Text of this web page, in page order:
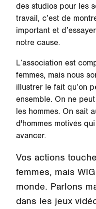
des studios pour les
travail, c’est de
important et
notre cause.
L’association est
femmes, mais nous
illustrer le fait qu’on
ensemble. On ne
les hommes. On sait
d'hommes motivés
avancer.
Vos actions
femmes, mais
monde. Parlons
dans les jeux